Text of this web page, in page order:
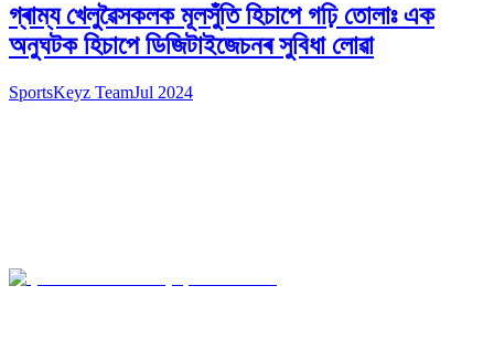
গ্ৰাম্য খেলুৱৈসকলক মূলসুঁতি হিচাপে গঢ়ি তোলাঃ এক
অনুঘটক হিচাপে ডিজিটাইজেচনৰ সুবিধা লোৱা
SportsKeyz TeamJul 2024